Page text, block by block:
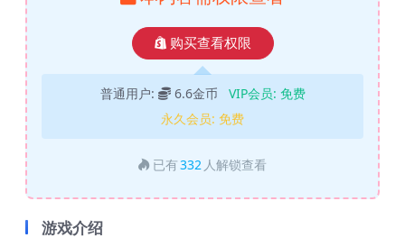
购买查看权限
普通用户: 6.6金币 VIP会员: 免费
永久会员: 免费
已有332 人解锁查看
游戏介绍